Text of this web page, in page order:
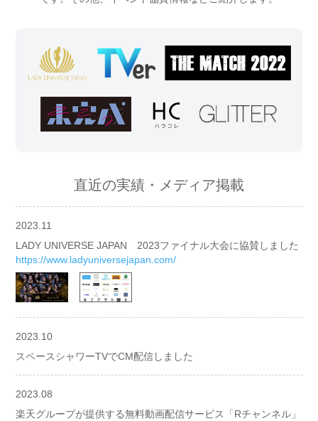
直近の実績・メディア掲載
2023.11
LADY UNIVERSE JAPAN 2023ファイナル大会に協賛しました
https://www.ladyuniversejapan.com/
2023.10
スペースシャワーTVでCM配信しました
2023.08
楽天グループが提供する無料動画配信サービス「Rチャンネル」